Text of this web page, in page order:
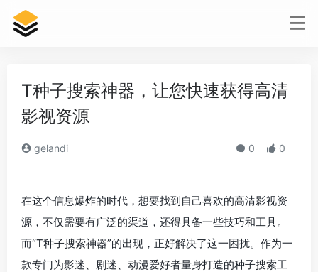
T种子搜索神器，让您快速获得高清
影视资源
gelandi 0 0
在这个信息爆炸的时代，想要找到自己喜欢的高清影视资
源，不仅需要有广泛的渠道，还得具备一些技巧和工具。
而“T种子搜索神器”的出现，正好解决了这一困扰。作为一
款专门为影迷、剧迷、动漫爱好者量身打造的种子搜索工